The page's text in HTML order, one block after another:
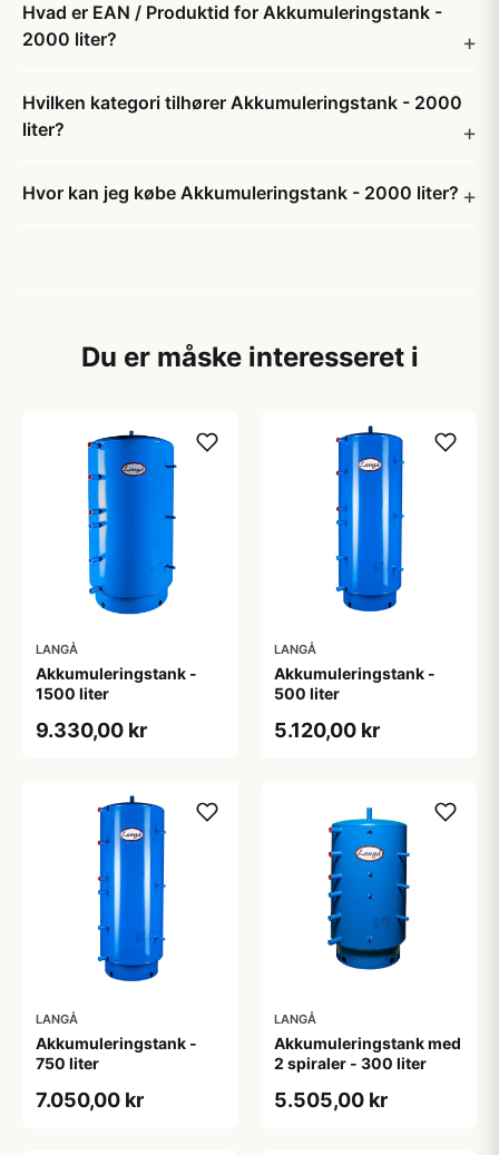
Hvad er EAN / Produktid for Akkumuleringstank -
2000 liter?
Hvilken kategori tilhører Akkumuleringstank - 2000
liter?
Hvor kan jeg købe Akkumuleringstank - 2000 liter?
Du er måske interesseret i
LANGÅ
Akkumuleringstank -
1500 liter
9.330,00 kr
LANGÅ
Akkumuleringstank -
500 liter
5.120,00 kr
LANGÅ
Akkumuleringstank -
750 liter
7.050,00 kr
LANGÅ
Akkumuleringstank med
2 spiraler - 300 liter
5.505,00 kr